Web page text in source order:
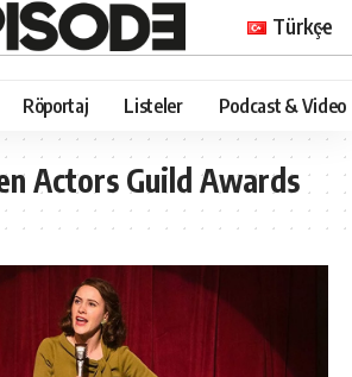
Türkçe
Röportaj Listeler Podcast & Video
Actors Guild Awards